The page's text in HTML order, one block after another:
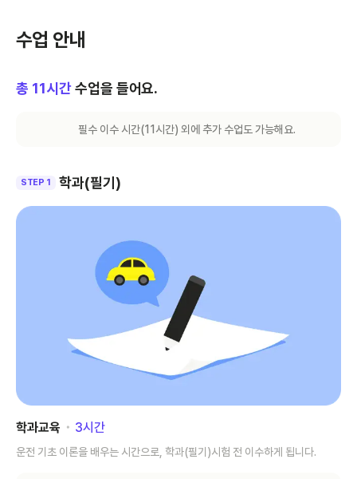
수업 안내
총 11시간 수업을 들어요.
필수 이수 시간(11시간) 외에 추가 수업도 가능해요.
STEP 1 학과(필기)
학과교육 ･ 3시간
운전 기초 이론을 배우는 시간으로, 학과(필기)시험 전 이수하게 됩니다.